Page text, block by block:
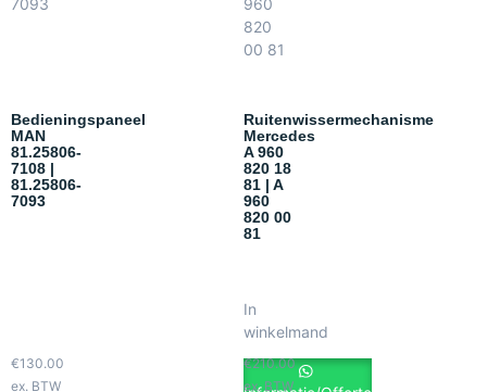
Bedieningspaneel
MAN
81.25806-
7108 |
81.25806-
7093
€130.00
ex. BTW
Ruitenwissermechanisme
Mercedes
A 960
820 18
81 | A
960
820 00
81
€210.00
ex. BTW
In
winkelmand